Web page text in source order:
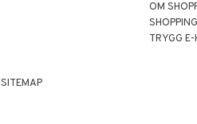
OM
TRYGG
SITEMAP